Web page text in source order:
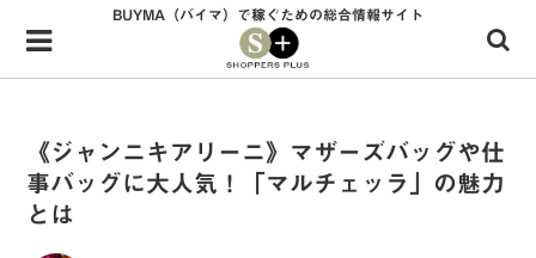
Menu
HOME
34歳独身OLバイマ実践記
BUYMA（バイマ）で稼ぐための総合情報サイト
《ジャンニキアリーニ》マザーズバッグや仕
事バッグに大人気！「マルチェッラ」の魅力
とは